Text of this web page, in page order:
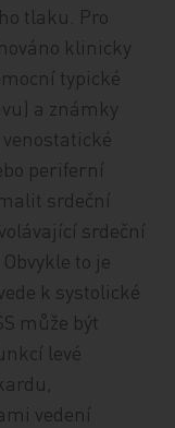
tlaku. Pro
klinicky
typické
a známky
periferní
srdeční
srdeční
to je
k systolické
může být
levé
vedení